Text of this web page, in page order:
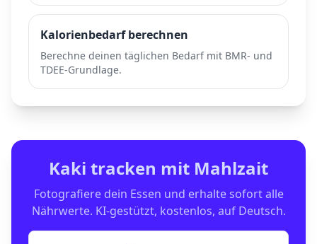
Kalorienbedarf berechnen
Berechne deinen täglichen Bedarf mit BMR- und
TDEE-Grundlage.
Kaki tracken mit Mahlzait
Fotografiere dein Essen und erhalte sofort alle
Nährwerte. KI-gestützt, kostenlos, auf Deutsch.